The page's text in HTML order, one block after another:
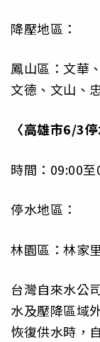
降壓地區：
鳳山區：文華
文德、文山、
〈高雄市6/3
時間：09:00至
停水地區：
林園區：林家
台灣自來水公
水及壓降區域
恢復供水時，